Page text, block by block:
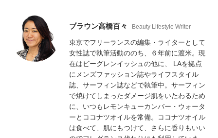
ブラウン高橋百々 Beauty Lifestyle Writer
東京でフリーランスの編集・ライターとして
女性誌で執筆活動ののち、６年前に渡米。現
在はビーグレンイッシュの他に、 LAを拠点
にメンズファッション誌やライフスタイル
誌、サーフィン誌などで執筆中。サーフィン
で焼けてしまったダメージ肌をいたわるため
に、いつもレモンキューカンバー・ウォータ
ーとココナツオイルを常備。ココナツオイル
は食べて、肌にもつけて、さらに香りもいい